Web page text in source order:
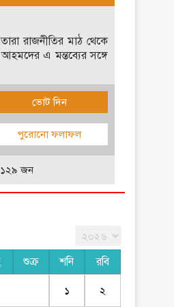
রাজনীতির মাঠ থেকে
আহমদের এ মন্তব্যের সঙ্গে
ভোট দিন
পুরোনো ফলাফল
১২৯ জন
শুক্র শনি রবি
১ ২